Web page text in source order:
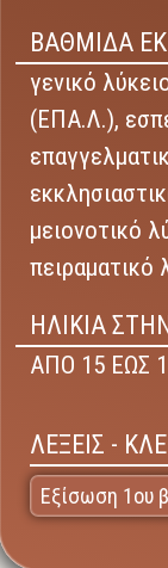
ΒΑΘΜΙΔΑ
γενικό
(ΕΠΑ.Λ.),
μειονοτικό
πειραματικό
ΗΛΙΚΙΑ
ΑΠΟ 15 ΕΩΣ
ΛΕΞΕΙΣ -
Εξίσωση 1ου